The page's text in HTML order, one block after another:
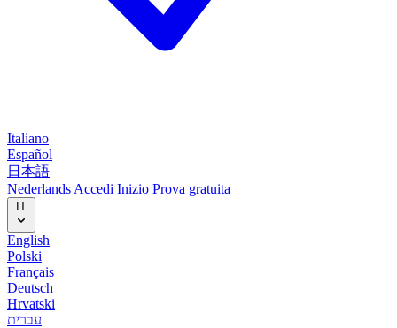
Italiano
Español
日本語
Nederlands Accedi Inizio Prova gratuita
IT
English
Polski
Français
Deutsch
Hrvatski
עברית